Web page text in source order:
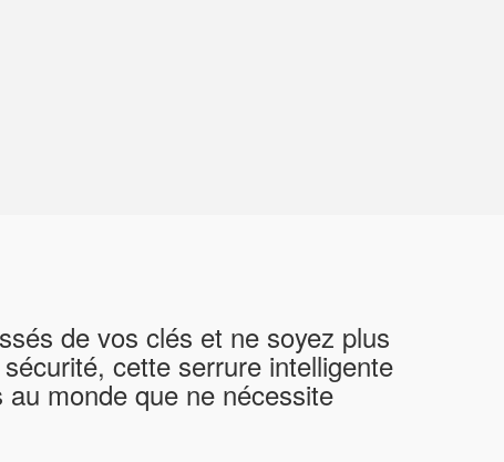
de vos clés et ne soyez plus
cette serrure intelligente
monde que ne nécessite